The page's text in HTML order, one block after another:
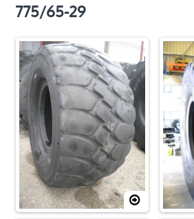
Contacter
Emplacement
775/65-29